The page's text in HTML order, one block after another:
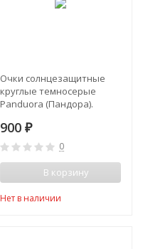
Очки солнцезащитные
круглые темносерые
Panduora (Пандора).
900 ₽
0
В корзину
Нет в наличии